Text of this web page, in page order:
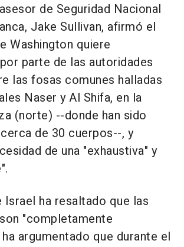
de Seguridad Nacional
Jake Sullivan, afirmó el
Washington quiere
parte de las autoridades
las fosas comunes halladas
Naser y Al Shifa, en la
(norte) --donde han sido
de 30 cuerpos--, y
de una "exhaustiva" y
Israel ha resaltado que las
"completamente
argumentado que durante el